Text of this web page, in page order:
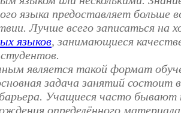
языка предоставляет больше
Лучше всего записаться на
языков, занимающиеся
является такой формат
задача занятий состоит
Учащиеся часто бывают
определённого материала